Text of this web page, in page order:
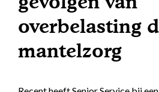
overbelasting
mantelzorg